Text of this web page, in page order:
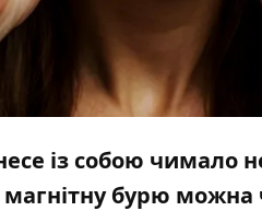
із собою чимало
бурю можна